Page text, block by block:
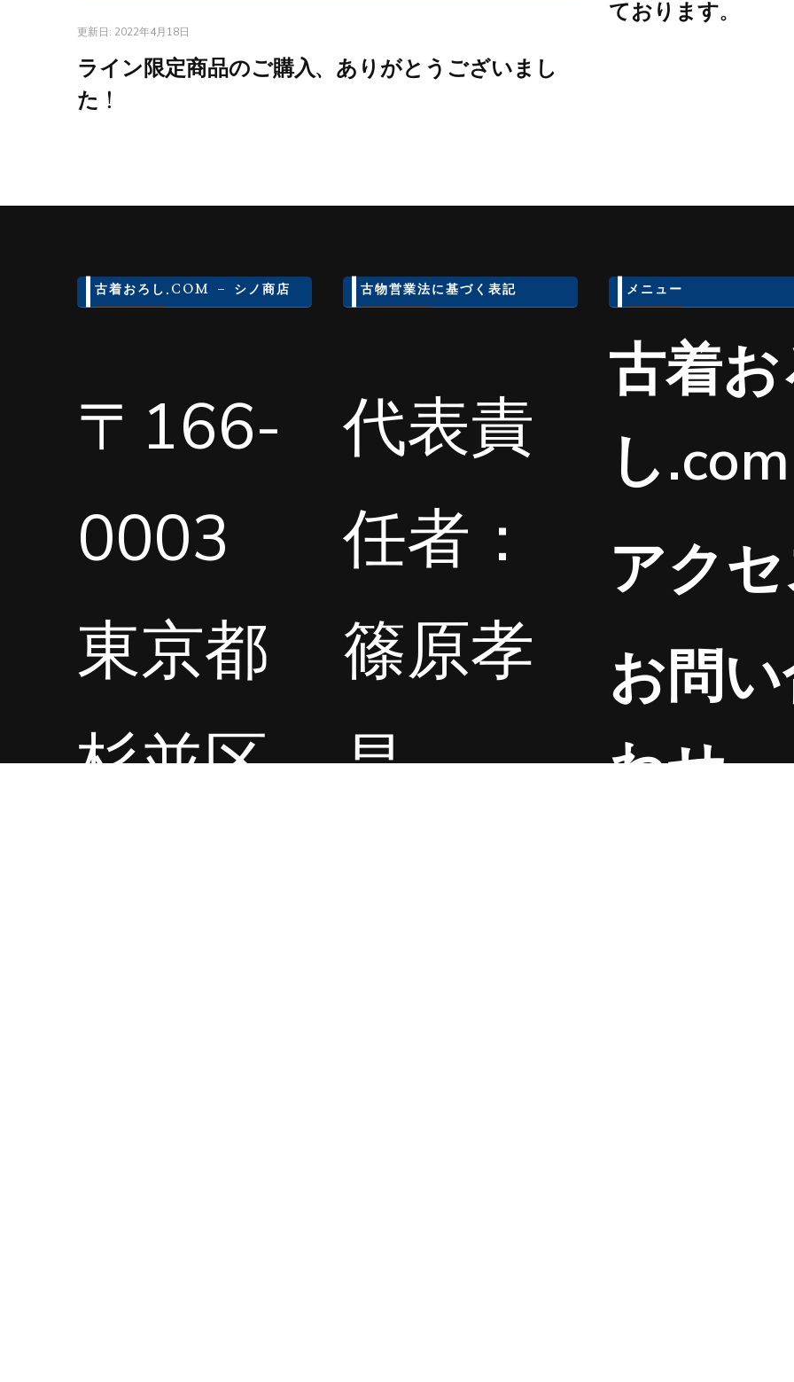
更新日: 2022年4月18日
ライン限定商品のご購入、ありがとうございまし
た！
ております。
古着おろし.COM – シノ商店
〒166-
0003
東京都
杉並区
古物営業法に基づく表記
代表責
任者：
篠原孝
昌
メニュー
古着
し.com
アク
お問
わせ